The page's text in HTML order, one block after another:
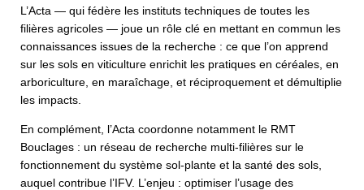
L’Acta — qui fédère les instituts techniques de toutes les
filières agricoles — joue un rôle clé en mettant en commun les
connaissances issues de la recherche : ce que l’on apprend
sur les sols en viticulture enrichit les pratiques en céréales, en
arboriculture, en maraîchage, et réciproquement et démultiplie
les impacts.
En complément, l’Acta coordonne notamment le RMT
Bouclages : un réseau de recherche multi-filières sur le
fonctionnement du système sol-plante et la santé des sols,
auquel contribue l’IFV. L’enjeu : optimiser l’usage des